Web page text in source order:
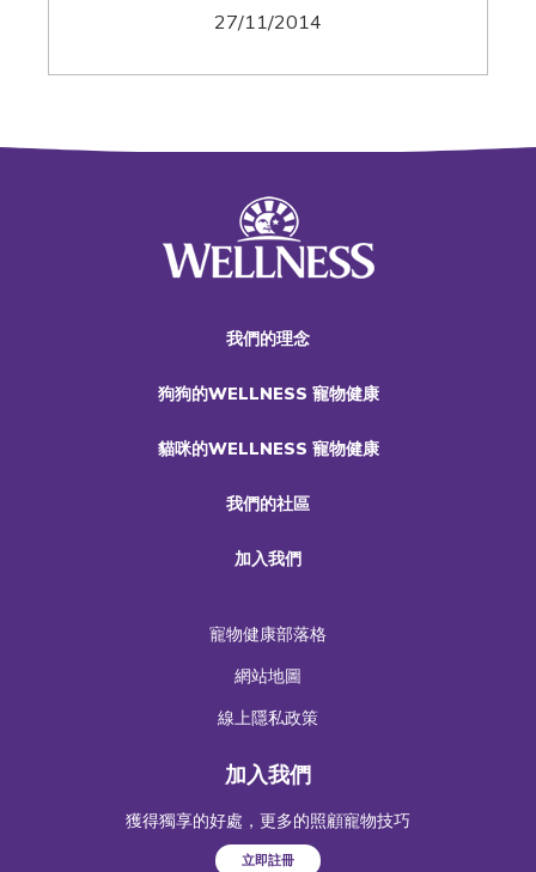
27/11/2014
我們的理念
狗狗的WELLNESS 寵物健康
貓咪的WELLNESS 寵物健康
我們的社區
加入我們
寵物健康部落格
網站地圖
線上隱私政策
加入我們
獲得獨享的好處，更多的照顧寵物技巧
立即註冊